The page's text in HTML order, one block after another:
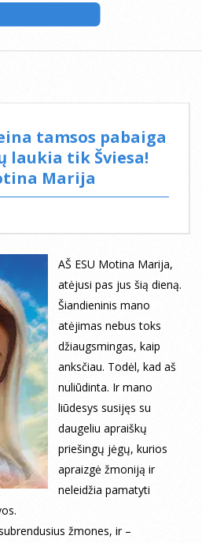
tamsos pabaiga
laukia tik Šviesa!
Marija
AŠ ESU Motina Marija,
atėjusi pas jus šią dieną.
Šiandieninis mano
atėjimas nebus toks
džiaugsmingas, kaip
anksčiau. Todėl, kad aš
nuliūdinta. Ir mano
liūdesys susijęs su
daugeliu apraiškų
priešingų jėgų, kurios
apraizgė žmoniją ir
neleidžia pamatyti
žmones, ir –